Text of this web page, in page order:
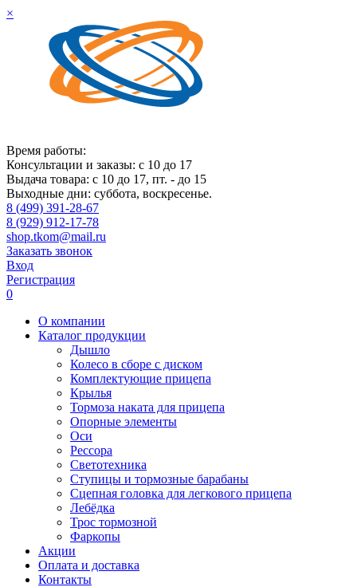
×
Время работы:
Консультации и заказы: с 10 до 17
Выдача товара: с 10 до 17, пт. - до 15
Выходные дни: суббота, воскресенье.
8 (499) 391-28-67
8 (929) 912-17-78
shop.tkom@mail.ru
Заказать звонок
Вход
Регистрация
0
О компании
Каталог продукции
Дышло
Колесо в сборе с диском
Комплектующие прицепа
Крылья
Тормоза наката для прицепа
Опорные элементы
Оси
Рессора
Светотехника
Ступицы и тормозные барабаны
Сцепная головка для легкового прицепа
Лебёдка
Трос тормозной
Фаркопы
Акции
Оплата и доставка
Контакты